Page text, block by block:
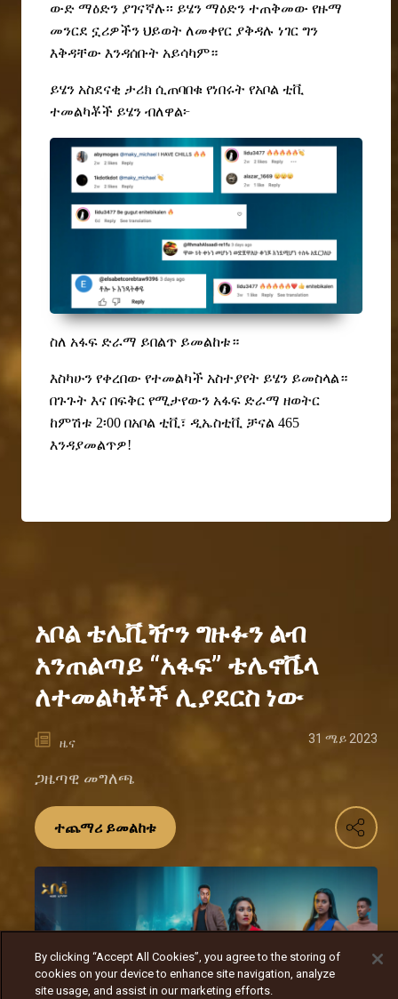
ውድ ማዕድን ያገናኛሉ፡፡ ይሄን ማዕድን ተጠቅመው የዙማ
መንርደ ኗሪዎችን ህይወት ለመቀየር ያቅዳሉ ነገር ግን
እቅዳቸው እንዳሰቡት አይሳካም።
ይሄን አስደናቂ ታሪክ ሲጠባበቁ የነበሩት የአቦል ቲቪ
ተመልካቾች ይሄን ብለዋል፦
ስለ አፋፍ ድራማ ይበልጥ ይመልከቱ።
እስካሁን የቀረበው የተመልካች አስተያየት ይሄን ይመስላል።
በጉጉት እና በፍቅር የሚታየውን አፋፍ ድራማ ዘወትር
ከምሽቱ 2፡00 በአቦል ቲቪ፣ ዲኤስቲቪ ቻናል 465
እንዳያመልጥዎ!
አቦል ቴሌቪዥን ግዙፉን ልብ
አንጠልጣይ “አፋፍ” ቴሌኖቬላ
ለተመልካቾች ሊያደርስ ነው
ዜና 31 ሜይ 2023
ጋዜጣዊ መግለጫ
ተጨማሪ ይመልከቱ
By clicking “Accept All Cookies”, you agree to the storing of
cookies on your device to enhance site navigation, analyze
site usage, and assist in our marketing efforts.